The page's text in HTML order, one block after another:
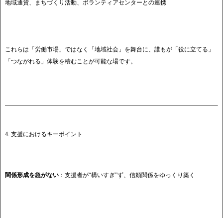
地域通貨、まちづくり活動、ボランティアセンターとの連携
これらは「労働市場」ではなく「地域社会」を舞台に、誰もが「役に立てる」
「つながれる」体験を積むことが可能な場です。
4. 支援におけるキーポイント
関係形成を急がない ：支援者が“構いすぎ”ず、信頼関係をゆっくり築く